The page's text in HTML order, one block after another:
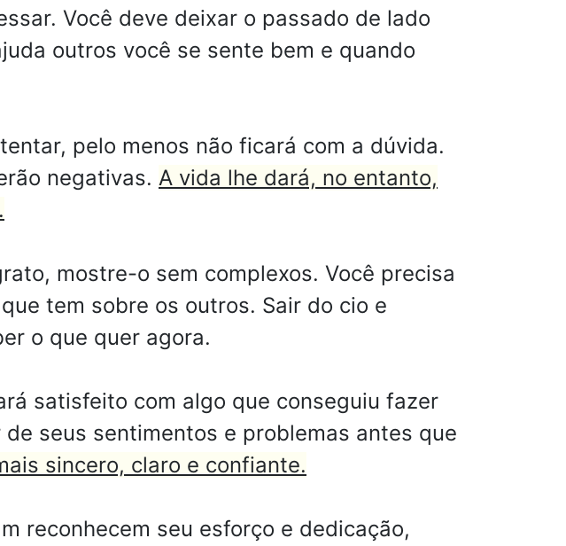
Você deve deixar o passado de lado
outros você se sente bem e quando
pelo menos não ficará com a dúvida.
negativas. A vida lhe dará, no entanto,
mostre-o sem complexos. Você precisa
tem sobre os outros. Sair do cio e
o que quer agora.
satisfeito com algo que conseguiu fazer
seus sentimentos e problemas antes que
sincero, claro e confiante.
reconhecem seu esforço e dedicação,